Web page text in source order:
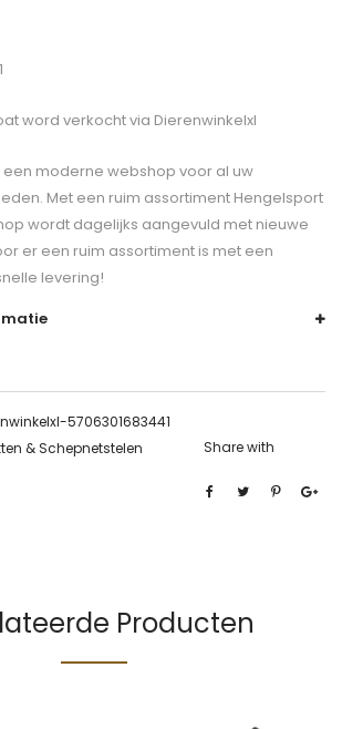
word verkocht via Dierenwinkelxl
een moderne webshop voor al uw
Met een ruim assortiment Hengelsport
wordt dagelijks aangevuld met nieuwe
er een ruim assortiment is met een
levering!
5706301683441
& Schepnetstelen Share with
Producten